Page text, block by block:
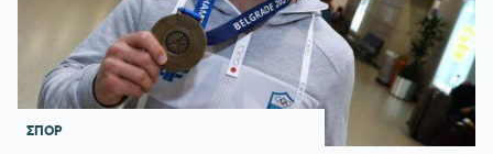
ΣΠΟΡ